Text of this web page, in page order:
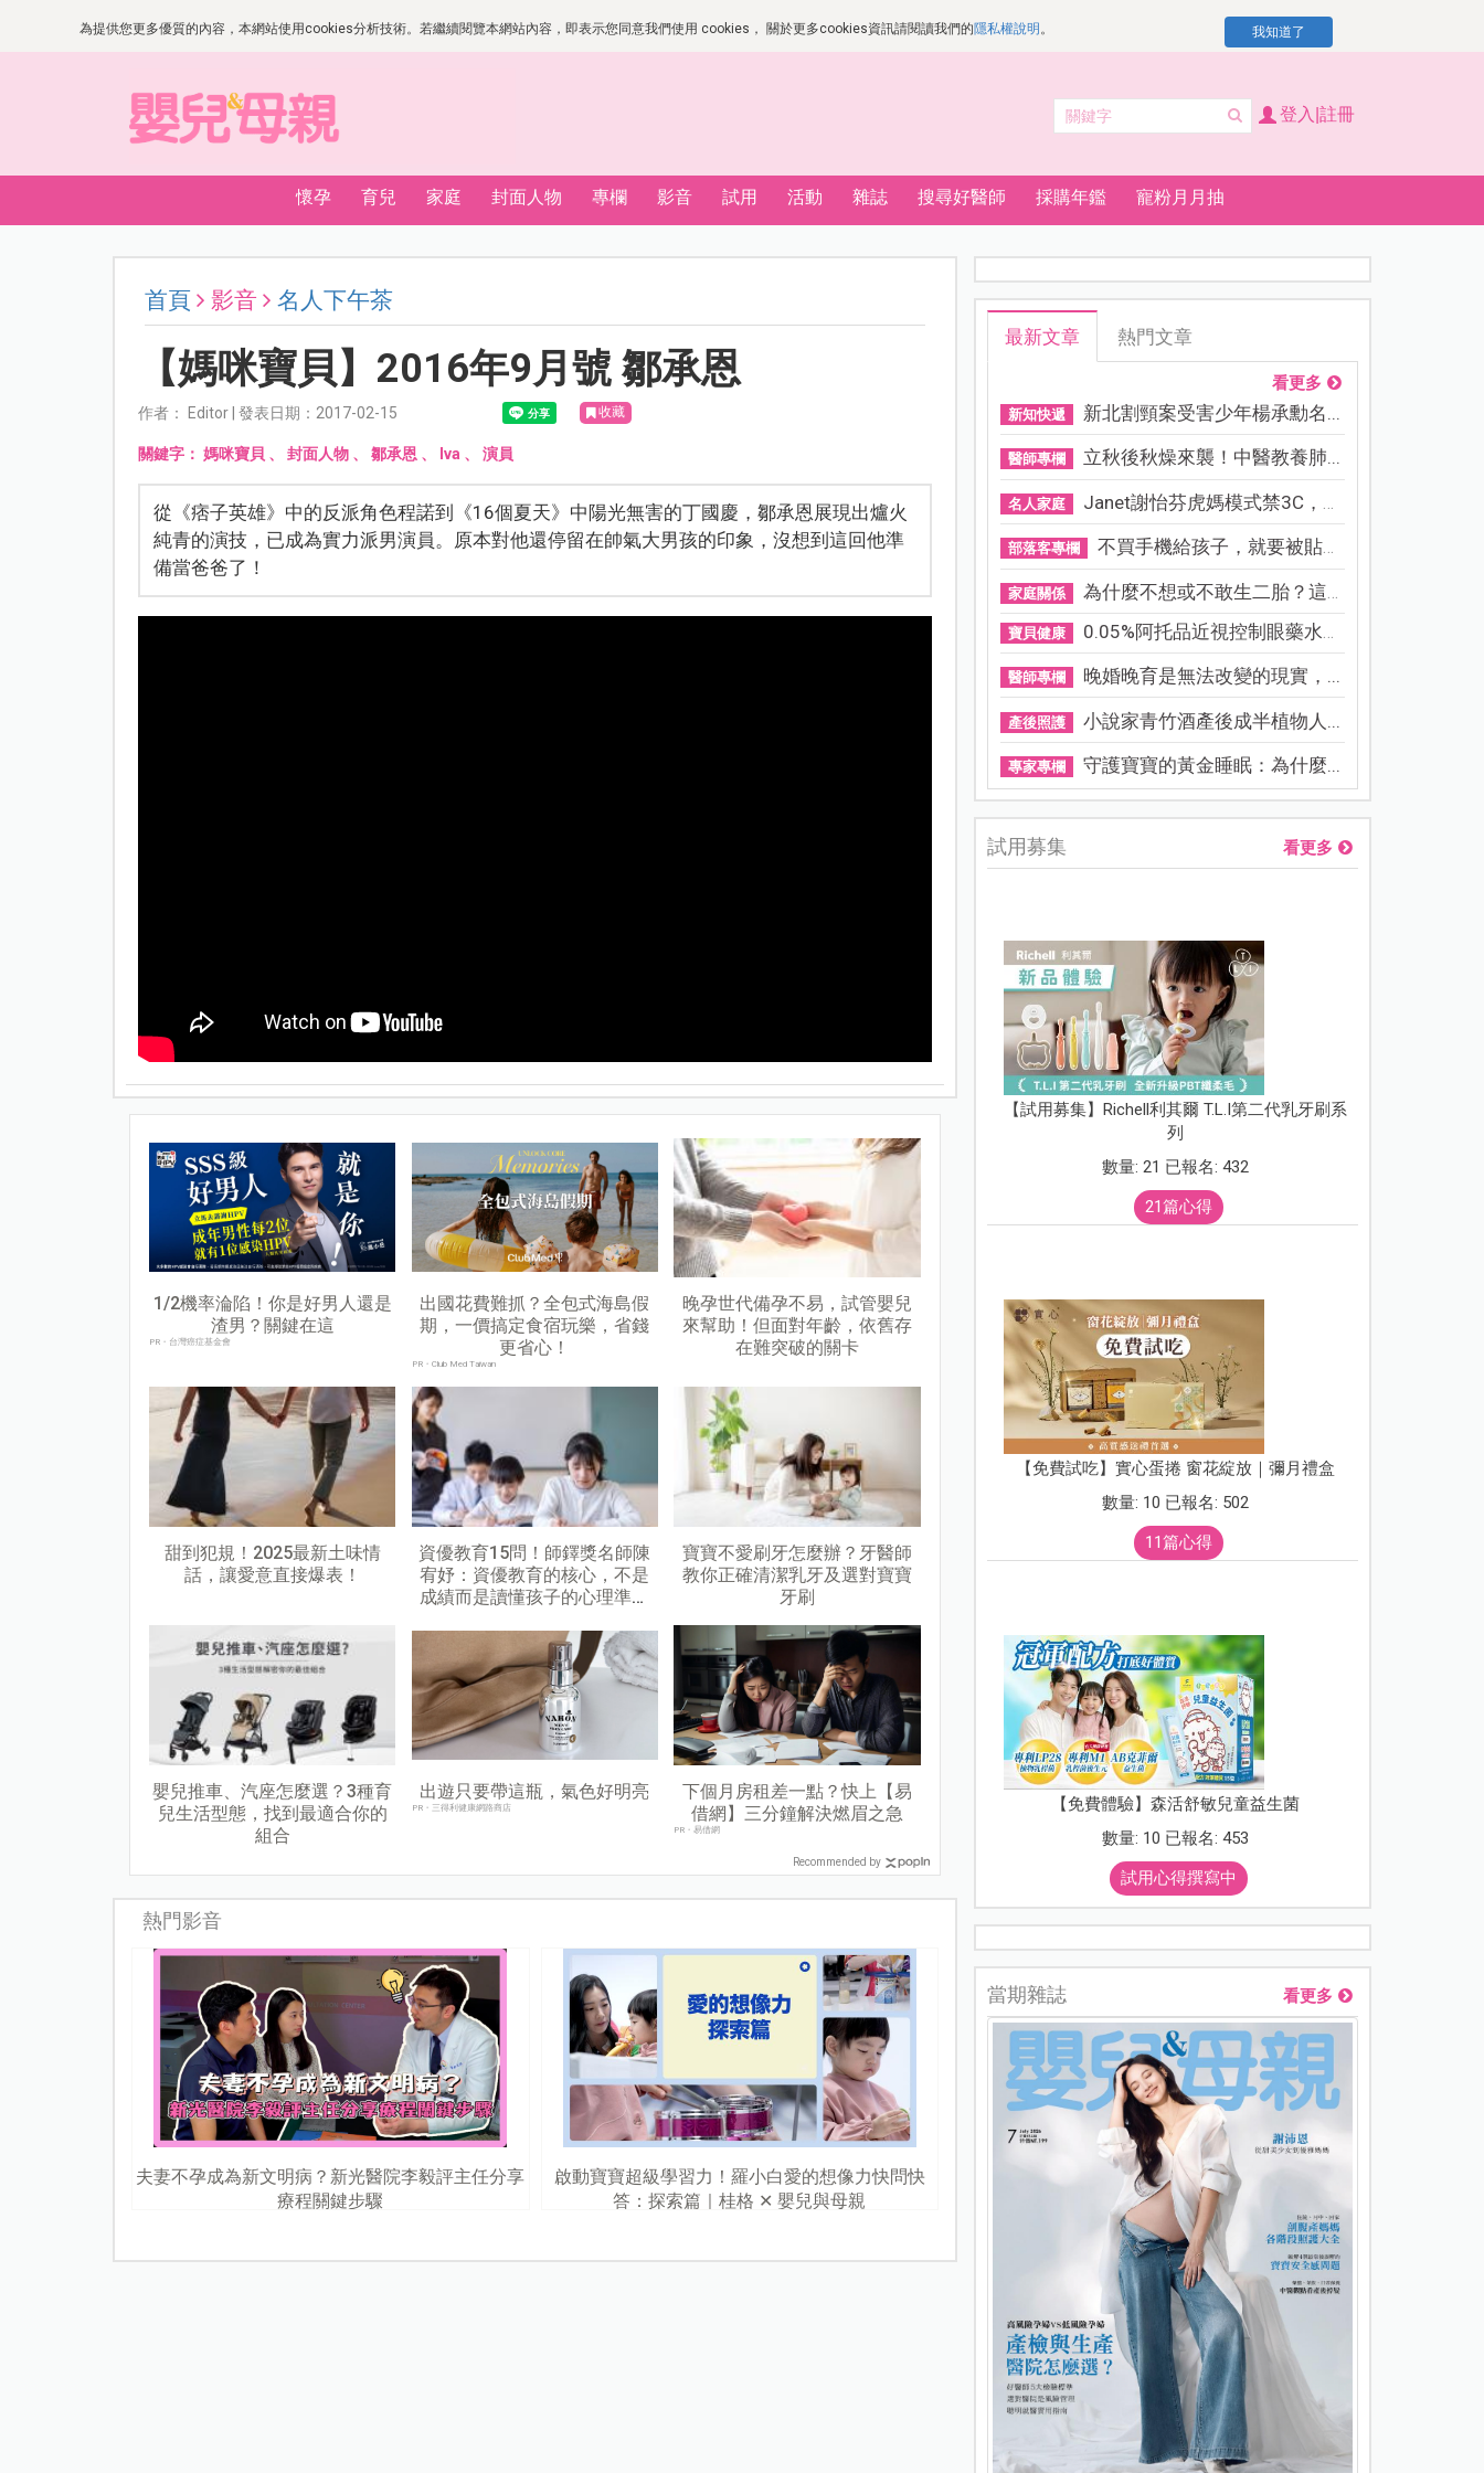
為提供您更多優質的內容，本網站使用cookies分析技術。若繼續閱覽本網站內容，即表示您同意我們使用 cookies， 關於更多cookies資訊請閱讀我們的隱私權說明 。 我知道了
登入|註冊
懷孕 育兒 家庭 封面人物 專欄 影音 試用 活動 雜誌 搜尋好醫師 採購年鑑 寵粉月月抽
首頁 影音 名人下午茶
【媽咪寶貝】2016年9月號 鄒承恩
作者： Editor | 發表日期：2017-02-15 收藏
關鍵字： 媽咪寶貝 、 封面人物、 鄒承恩 、 Iva 、 演員
從《痞子英雄》中的反派角色程諾到《16個夏天》中陽光無害的丁國慶，鄒承恩展現出爐火
純青的演技，已成為實力派男演員。原本對他還停留在帥氣大男孩的印象，沒想到這回他準
備當爸爸了！
1/2機率淪陷！你是好男人還是
渣男？關鍵在這
PR・台灣癌症基金會
出國花費難抓？全包式海島假
期，一價搞定食宿玩樂，省錢
更省心！
PR・Club Med Taiwan
晚孕世代備孕不易，試管嬰兒
來幫助！但面對年齡，依舊存
在難突破的關卡
甜到犯規！2025最新土味情
話，讓愛意直接爆表！
資優教育15問！師鐸獎名師陳
宥妤：資優教育的核心，不是
成績而是讀懂孩子的心理準備
寶寶不愛刷牙怎麼辦？牙醫師
教你正確清潔乳牙及選對寶寶
牙刷
嬰兒推車、汽座怎麼選？3種育
兒生活型態，找到最適合你的
組合
出遊只要帶這瓶，氣色好明亮
PR・三得利健康網路商店
下個月房租差一點？快上【易
借網】三分鐘解決燃眉之急
PR・易借網
Recommended by
熱門影音
夫妻不孕成為新文明病？新光醫院李毅評主任分享
療程關鍵步驟
啟動寶寶超級學習力！羅小白愛的想像力快問快
答：探索篇｜桂格 ✕ 嬰兒與母親
最新文章 熱門文章
看更多
新知快遞 新北割頸案受害少年楊承勳名...
醫師專欄 立秋後秋燥來襲！中醫教養肺...
名人家庭 Janet謝怡芬虎媽模式禁3C，看...
部落客專欄 不買手機給孩子，就要被貼「...
家庭關係 為什麼不想或不敢生二胎？這8...
寶貝健康 0.05%阿托品近視控制眼藥水納...
醫師專欄 晚婚晚育是無法改變的現實，...
產後照護 小說家青竹酒產後成半植物人...
專家專欄 守護寶寶的黃金睡眠：為什麼...
試用募集 看更多
【試用募集】Richell利其爾 T.L.I第二代乳牙刷系
列
數量: 21 已報名: 432
21篇心得
【免費試吃】實心蛋捲 窗花綻放｜彌月禮盒
數量: 10 已報名: 502
11篇心得
【免費體驗】森活舒敏兒童益生菌
數量: 10 已報名: 453
試用心得撰寫中
當期雜誌 看更多